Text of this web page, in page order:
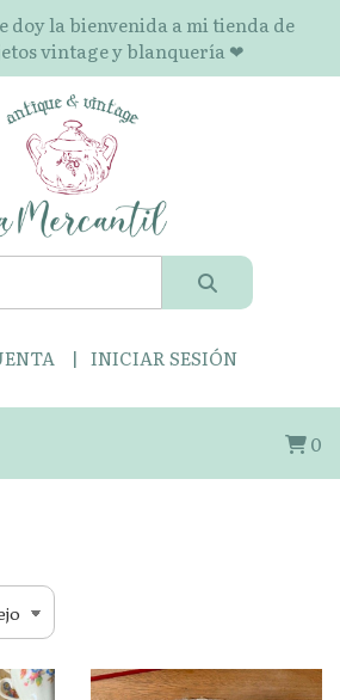
doy la bienvenida a mi tienda de
vintage y blanquería ❤
INICIAR SESIÓN
0